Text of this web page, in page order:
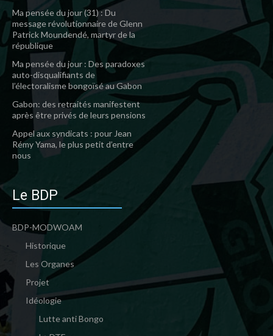
Ma pensée du jour (31) : Du
message révolutionnaire de Glenn
Patrick Moundendé, martyr de la
république
Ma pensée du jour : Des paradoxes
auto-disqualifiants de
l’électoralisme bongoïsé au Gabon
Gabon: des retraités manifestent
après être privés de leurs pensions
Appel aux syndicats : pour Jean
Rémy Yama, le plus petit d’entre
nous
Le BDP
BDP-MODWOAM
Historique
Les Organes
Projet
Idéologie
Lutte anti Bongo